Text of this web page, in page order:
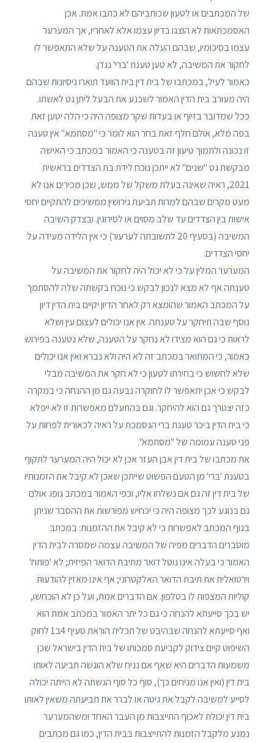
של המכתבים או לטעון שכותביהם לא כתבו אמת. אכן
האסמכתאות לא הוצגו בדיון עצמו אלא לאחריו, אך המערער
עצמו בסיכומיו, שבהם העלה את הטענה על שלא התאפשר לו
לחקור את המשיבה, לא טען טענת 'ברי' נגדן.
כאמור לעיל, במכתבו של בית דין בית הוועד תוארו ניסיונות שבהם
היה מעורב בית הדין האמור לשכנע את הבעל ליתן גט לאשתו.
ככל שמדובר בזיוף או בעדות שקר מצופה היה כי הלה יטען זאת
בפה מלא, אולם חלף זאת בחר הוא לומר כי "מסתמא" אין טענה
זו נכונה ולתמוך טיעון זה בטענה כי האמור במכתב כי האישה
מבקשת גט "שנים" לא ייתכן נוכח לידת בת הצדדים בראשית
2021, ראיה שאינה בעלת משקל של ממש, שכן מכירים אנו לא
מעט מקרים שבהם למרות תביעת גירושין ממשיכים להתקיים יחסי
אישות בין הצדדים עד שלב מסוים או לסירוגין. ובצדק השיבה
המשיבה (בסעיף 20 לתשובתה לערעור) כי אין הלידה מעידה על
יחסי הצדדים.
המערער המלין על כי לא יכול היה לחקור את המשיבה על
טענתה אף לא מצא לנכון לבקש כי נוכח בקשתה שלה להסתמך
על המכתב האמור שהומצא רק לאחר הדיון יקיים בית הדין דיון
נוסף שבה תיחקר על טענתה. אין אנו יכולים לעצום עין ושלא
לראות כי גם הוא מצידו לא נחקר על הטענה, שלא נטענה בפירוש
כאמור, כי המתואר במכתב זה לא היה ולא נברא ואין אנו יכולים
שלא לחשוש כי בחירתו לטעון כי לא חקר את המשיבה מבלי
לבקש כי אכן יתאפשר לו לחוקרה נבעה גם מן ההנחה כי במקרה
כזה יצטרך גם הוא להיחקר. וגם בהתעלם מאפשרות זו לא ייפלא
כי בית הדין ביכר טענת ברי הנסמכת על ראיה לכאורית לפחות על
פני טענה עמומה של "מסתמא".
את מכתבו של בית דין אבן העזר אכן לא יכול היה המערער לתקוף
בטענת 'ברי' מן הטעם הפשוט שייתכן שאכן לא קיבל את הזמנותיו
של בית דין זה גם אם נשלחו אליו, וכפי האמור במכתב גופו. אולם
גם בנוגע לכך מצופה היה כי יכחיש מפורשות את ההסבר שניתן
בגוף המכתב לאפשרות כי לא קיבל את ההזמנות: במכתב
מוסברים הדברים מפיה של המשיבה עצמה שמסרה לבית הדין
האמור כי בעלה אינו נוטל דואר מתיבת הדואר הפיזית; לא 'פותח'
וירטואלית את תיבת הדואר האלקטרוני; אף אינו מאזין להודעות
קוליות המצפות לו בטלפון. אם הדברים אמת, ועל כן לא הוכחשו,
יש בכך סייעתא להנחה כי גם כל יתר האמור במכתב אמת הוא
ואף סייעתא להנחה שבהיבט של תכלית הוראת סעיף 4ב1 לחוק
השיפוט קיים צידוק לקביעת סמכותו של בית הדין בישראל שכן
משמעות הדברים היא שאף אם נניח שלא הוגשה תביעה לאותו
בית דין (ואין אנו מניחים כך), סוף כל סוף הגשתה לא הייתה יכולה
לסייע למשיבה לקבל את גיטה או לברר את תביעתה משאין לאותו
בית דין יכולת לאכוף התייצבות מן העבר האחד ומשהמערער
נמנע מלקבל הזמנות להתייצבות בבית הדין, כמו גם מכתבים